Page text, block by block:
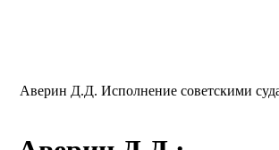
Аверин Д.Д. Исполнение советскими